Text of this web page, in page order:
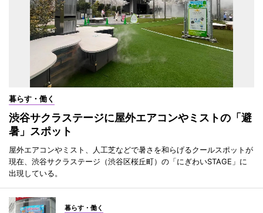
暮らす・働く
渋谷サクラステージに屋外エアコンやミストの「避
暑」スポット
屋外エアコンやミスト、人工芝などで暑さを和らげるクールスポットが
現在、渋谷サクラステージ（渋谷区桜丘町）の「にぎわいSTAGE」に
出現している。
暮らす・働く